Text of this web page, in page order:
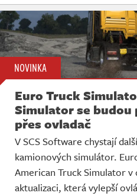
NOVINKA
Euro Truck
Simulator se
přes ovladač
V SCS Software chystají
kamionových simulátor.
American Truck Simulator
aktualizaci, která vylepší